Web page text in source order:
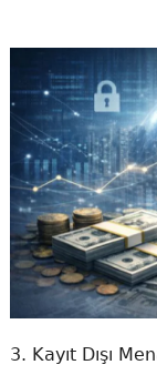
3. Kayıt Dışı